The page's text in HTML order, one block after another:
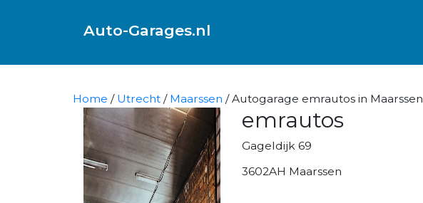
Auto-Garages.nl
Home / Utrecht / Maarssen / Autogarage emrautos in Maarssen
emrautos
Gageldijk 69
3602AH Maarssen